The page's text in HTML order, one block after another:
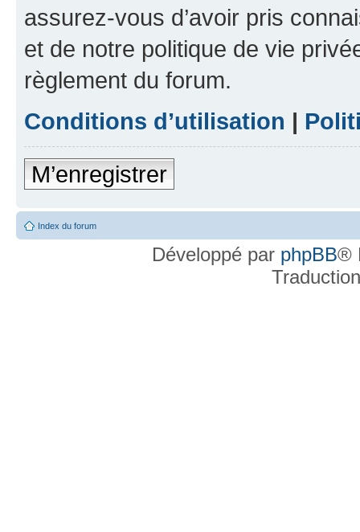
assurez-vous d’avoir pris
et de notre politique de vie
règlement du forum.
Conditions d’utilisation |
M’enregistrer
Index du forum
Développé par phpBB®